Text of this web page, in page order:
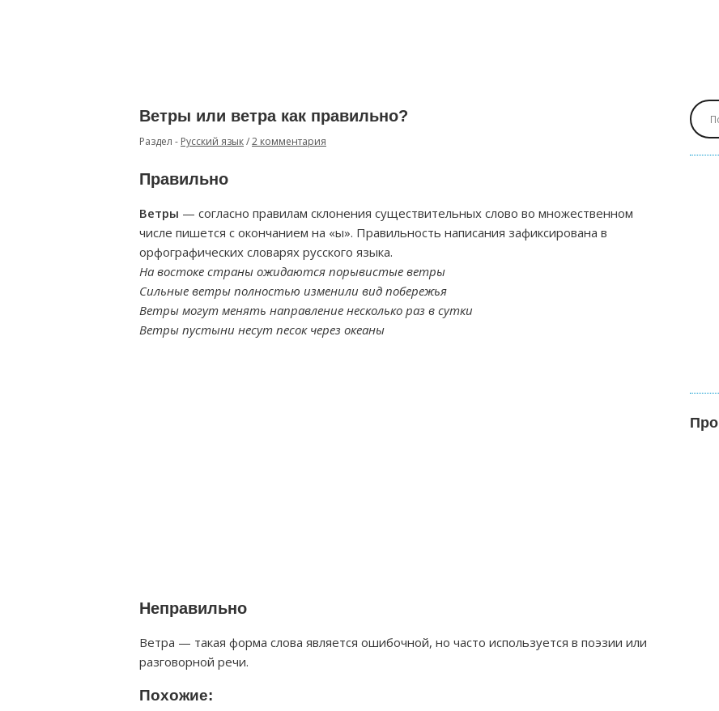
Ветры или ветра как правильно?
Раздел - Русский язык/2 комментария
Правильно
Ветры — согласно правилам склонения существительных слово во множественном
числе пишется с окончанием на «ы». Правильность написания зафиксирована в
орфографических словарях русского языка.
На востоке страны ожидаются порывистые ветры
Сильные ветры полностью изменили вид побережья
Ветры могут менять направление несколько раз в сутки
Ветры пустыни несут песок через океаны
Неправильно
Ветра — такая форма слова является ошибочной, но часто используется в поэзии или
разговорной речи.
Похожие: